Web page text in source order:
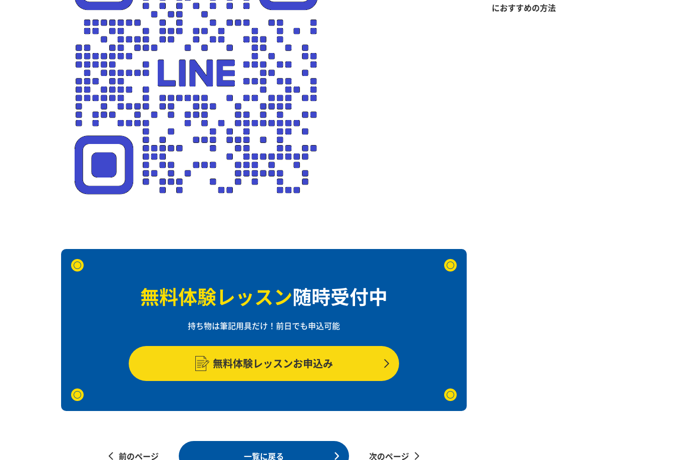
無料体験レッスン随時受付中
持ち物は筆記用具だけ！ 前日でも申込可能
無料体験レッスンお申込み
前のページ 一覧に戻る 次のページ
におすすめの方法